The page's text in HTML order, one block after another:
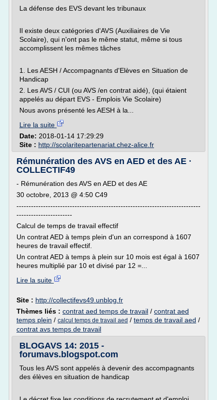
La défense des EVS devant les tribunaux
Il existe deux catégories d'AVS (Auxiliaires de Vie
Scolaire), qui n'ont pas le même statut, même si tous
accomplissent les mêmes tâches
1. Les AESH / Accompagnants d'Elèves en Situation de
Handicap
2. Les AVS / CUI (ou AVS /en contrat aidé), (qui étaient
appelés au départ EVS - Emplois Vie Scolaire)
Nous avons présenté les AESH à la...
Lire la suite
Date: 2018-01-14 17:29:29
Site : http://scolaritepartenariat.chez-alice.fr
Rémunération des AVS en AED et des AE ·
COLLECTIF49
- Rémunération des AVS en AED et des AE
30 octobre, 2013 @ 4:50 C49
----------------------------------------------------------------------------
-----------------------
Calcul de temps de travail effectif
Un contrat AED à temps plein d'un an correspond à 1607
heures de travail effectif.
Un contrat AED à temps à plein sur 10 mois est égal à 1607
heures multiplié par 10 et divisé par 12 =...
Lire la suite
Site : http://collectifevs49.unblog.fr
Thèmes liés : contrat aed temps de travail / contrat aed
temps plein / calcul temps de travail aed / temps de travail aed /
contrat avs temps de travail
BLOGAVS 14: 2015 -
forumavs.blogspot.com
Tous les AVS sont appelés à devenir des accompagnants
des élèves en situation de handicap